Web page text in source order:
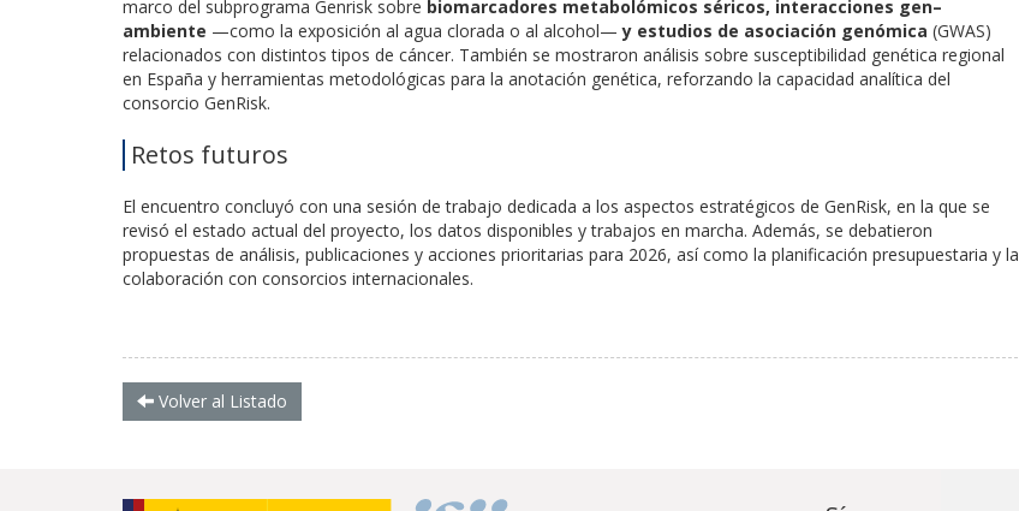
marco del subprograma Genrisk sobre biomarcadores metabolómicos séricos, interacciones gen–
ambiente —como la exposición al agua clorada o al alcohol—y estudios de asociación genómica (GWAS)
relacionados con distintos tipos de cáncer. También se mostraron análisis sobre susceptibilidad genética regional
en España y herramientas metodológicas para la anotación genética, reforzando la capacidad analítica del
consorcio GenRisk.
Retos futuros
El encuentro concluyó con una sesión de trabajo dedicada a los aspectos estratégicos de GenRisk, en la que se
revisó el estado actual del proyecto, los datos disponibles y trabajos en marcha. Además, se debatieron
propuestas de análisis, publicaciones y acciones prioritarias para 2026, así como la planificación presupuestaria y la
colaboración con consorcios internacionales.
Volver al Listado